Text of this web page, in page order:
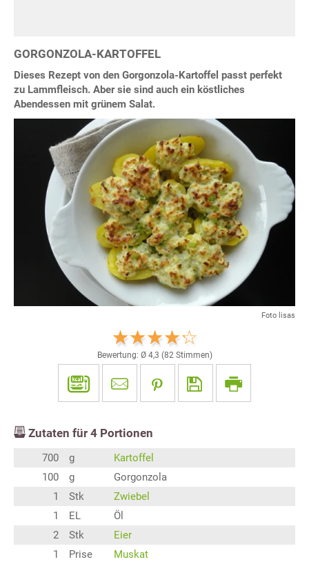
GORGONZOLA-KARTOFFEL
Dieses Rezept von den Gorgonzola-Kartoffel passt perfekt
zu Lammfleisch. Aber sie sind auch ein köstliches
Abendessen mit grünem Salat.
Foto lisas
Bewertung: Ø 4,3 (82Stimmen)
Zutaten für 4 Portionen
700 g
Kartoffel
100
g
Gorgonzola
1
Stk
Zwiebel
1
EL
Öl
2
Stk
Eier
1
Prise
Muskat